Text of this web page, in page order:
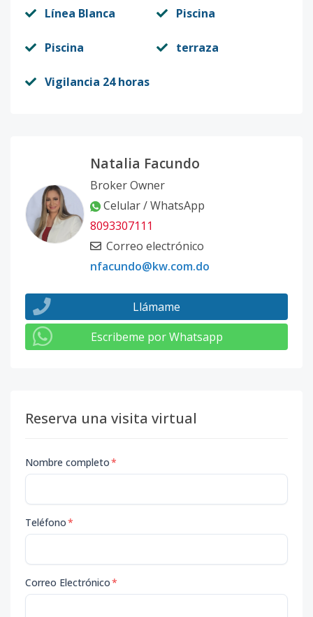
Línea Blanca Piscina
Piscina terraza
Vigilancia 24 horas
Natalia Facundo
Broker Owner
Celular / WhatsApp
8093307111
Correo electrónico
nfacundo@kw.com.do
Llámame
Escribeme por Whatsapp
Reserva una visita virtual
Nombre completo*
Teléfono*
Correo Electrónico*